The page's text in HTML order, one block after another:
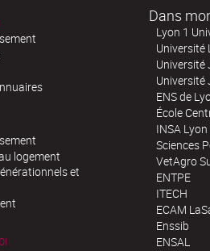
logement
et
Dans
Lyon 1
Université
Université
Université
ENS de
École
INSA Lyon
Sciences
VetAgro
ENTPE
ITECH
ECAM
Enssib
ENSAL